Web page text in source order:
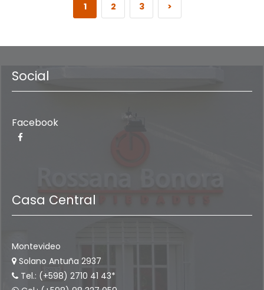
1 2 3 >
Social
Facebook
Casa Central
Montevideo
Solano Antuña 2937
Tel.: (+598) 2710 41 43*